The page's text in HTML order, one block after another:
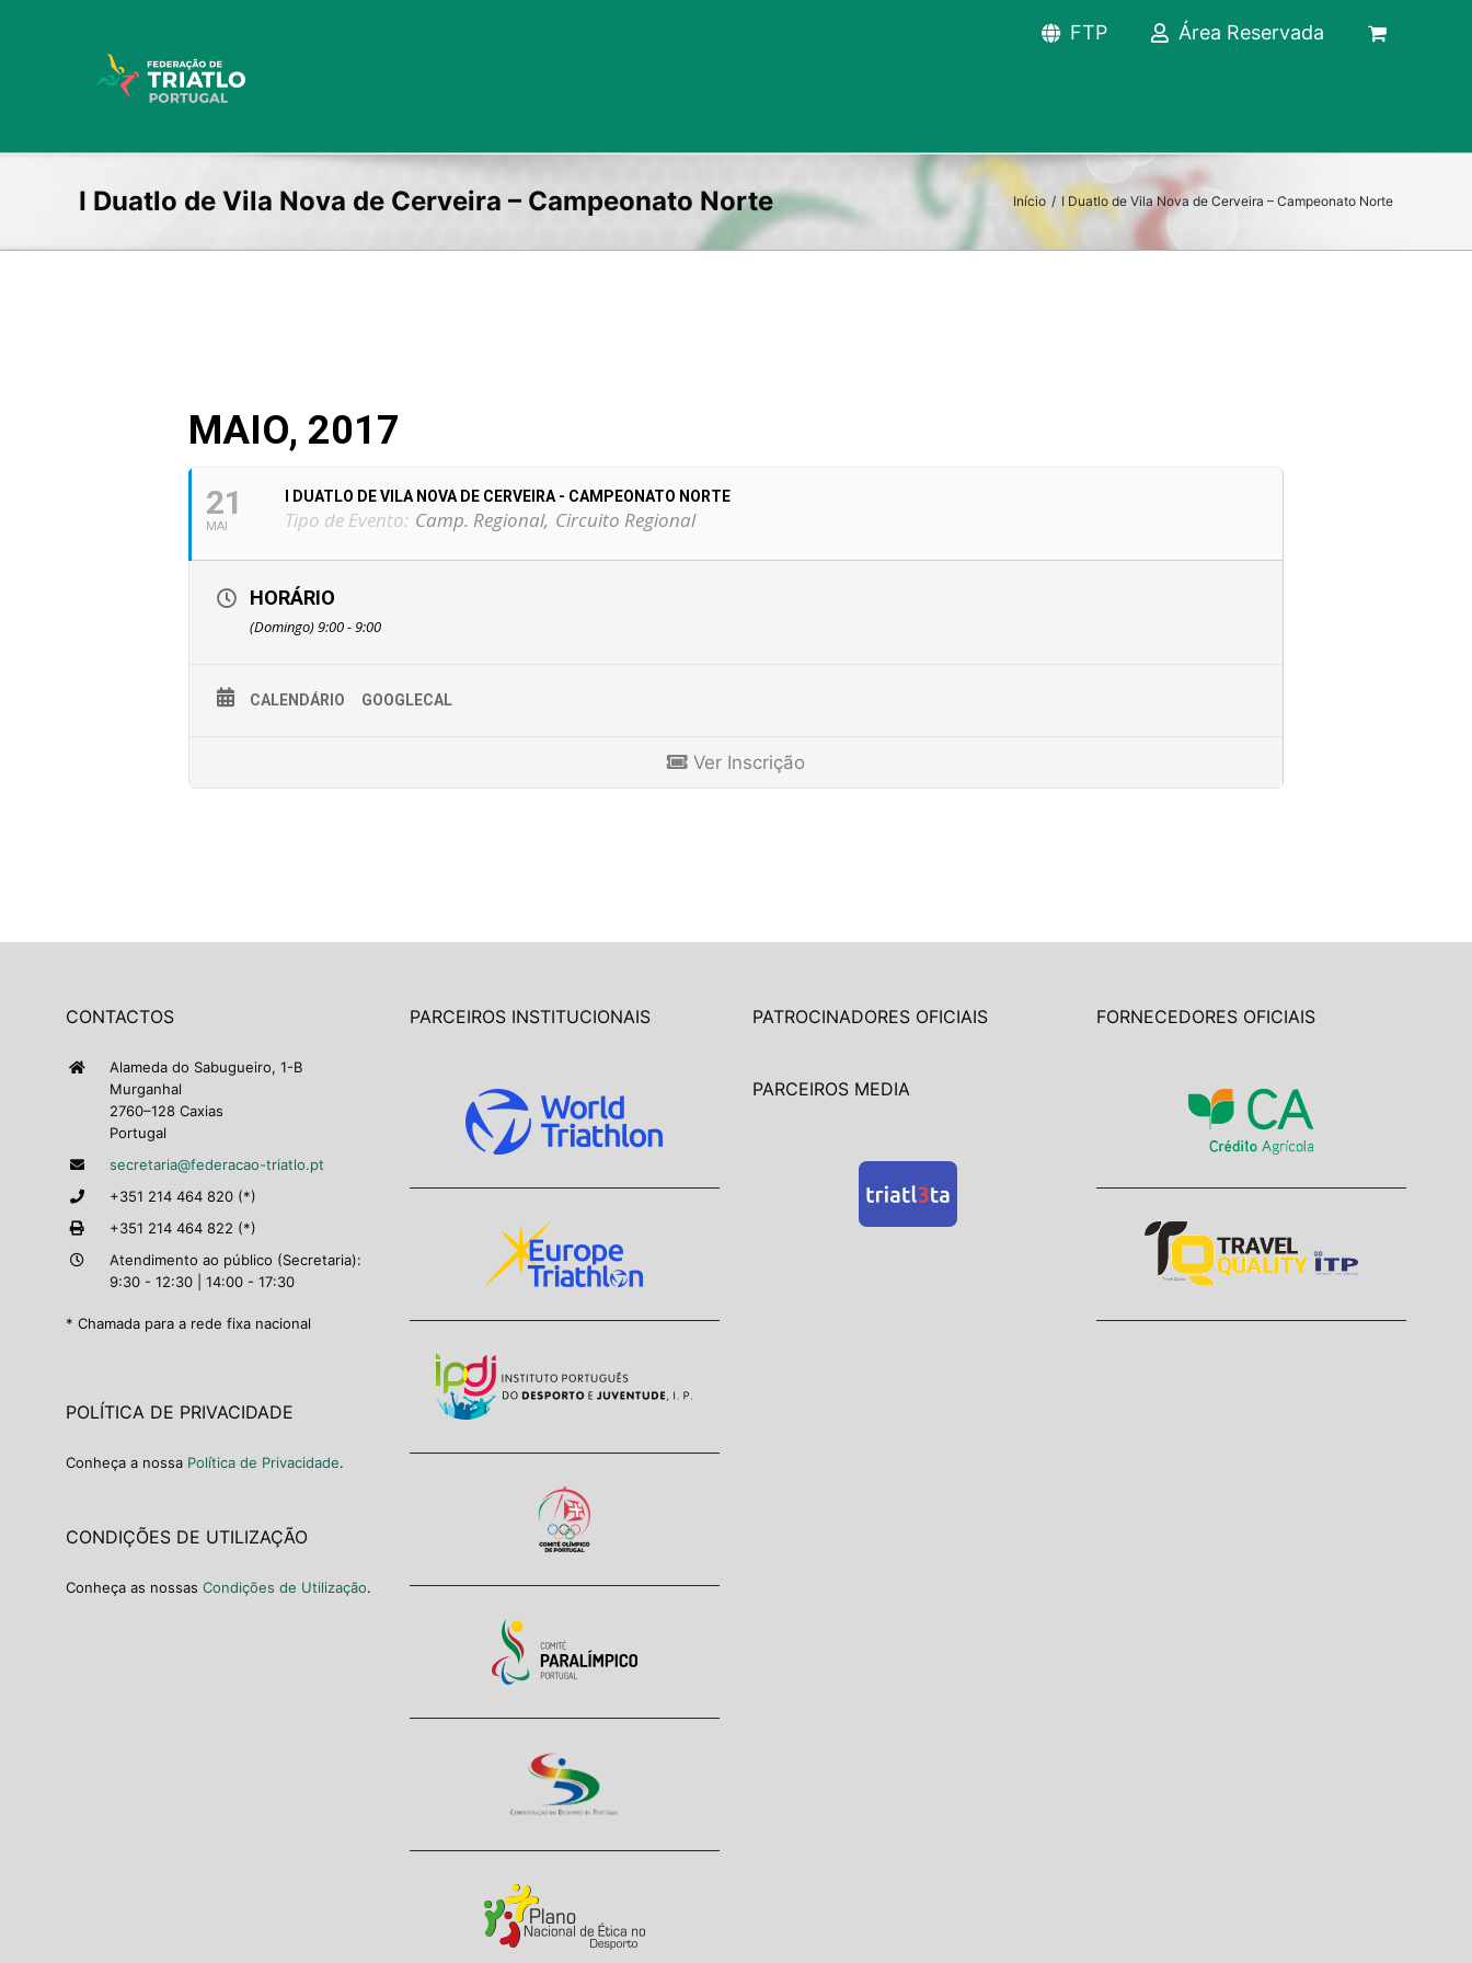
FTP Área Reservada
I Duatlo de Vila Nova de Cerveira – Campeonato Norte Início / I Duatlo de Vila Nova de Cerveira – Campeonato Norte
MAIO, 2017
21
MAI
I DUATLO DE VILA NOVA DE CERVEIRA - CAMPEONATO NORTE
Tipo de Evento: Camp. Regional, Circuito Regional
HORÁRIO
(Domingo) 9:00 - 9:00
CALENDÁRIO GOOGLECAL
Ver Inscrição
CONTACTOS
Alameda do Sabugueiro, 1-B
Murganhal
2760–128 Caxias
Portugal
secretaria@federacao-triatlo.pt
+351 214 464 820 (*)
+351 214 464 822 (*)
Atendimento ao público (Secretaria):
9:30 - 12:30 | 14:00 - 17:30
* Chamada para a rede fixa nacional
POLÍTICA DE PRIVACIDADE
Conheça a nossa Política de Privacidade.
CONDIÇÕES DE UTILIZAÇÃO
Conheça as nossas Condições de Utilização.
PARCEIROS INSTITUCIONAIS PATROCINADORES OFICIAIS
PARCEIROS MEDIA
FORNECEDORES OFICIAIS